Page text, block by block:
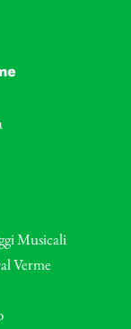
Musicali
Verme